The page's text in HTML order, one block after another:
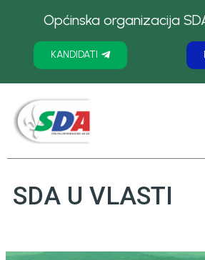
Općinska organizacija
KANDIDATI
SDA U VLASTI